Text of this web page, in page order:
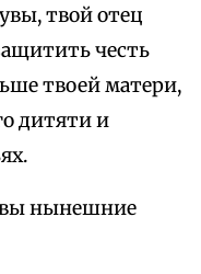
твой отец
честь
твоей матери,
дитяти и
нынешние